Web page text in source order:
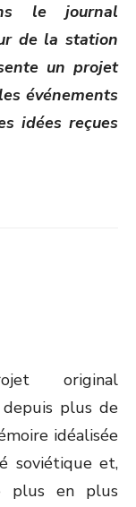
le journal
de la station
un projet
événements
idées reçues
original
plus de
idéalisée
soviétique et,
plus en plus